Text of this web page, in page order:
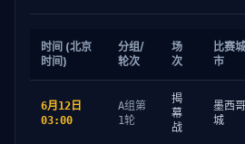
时间 (北京
时间)
分组/
轮次
场
次
比赛城
市
6月12日
03:00
A组第
1轮
揭
幕
战
墨西哥
城